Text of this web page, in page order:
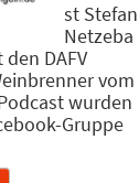
st Stefan
Netzeba
DAFV
vom
wurden
Gruppe